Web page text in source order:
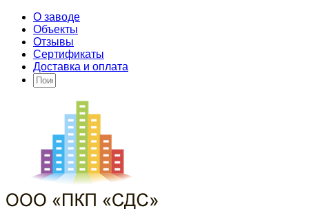
О заводе
Объекты
Отзывы
Сертификаты
Доставка и оплата